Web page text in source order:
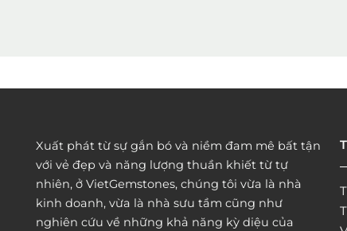
Xuất phát từ sự gắn bó và niềm đam mê bất tận
với vẻ đẹp và năng lượng thuần khiết từ tự
nhiên, ở VietGemstones, chúng tôi vừa là nhà
kinh doanh, vừa là nhà sưu tầm cũng như
nghiên cứu về những khả năng kỳ diệu của